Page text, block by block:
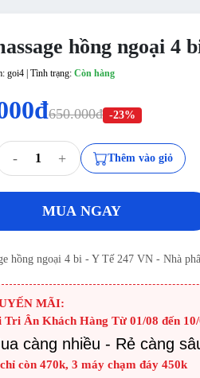
hồng ngoại 4
goi4 | Tình trạng:Còn hàng
650.000đ -23%
- + Thêm vào giỏ
MUA NGAY
hồng ngoại 4 bi - Y Tế 247 VN - Nhà
MÃI:
Ân Khách Hàng Từ 01/08 đến
càng nhiều - Rẻ càng
còn 470k, 3 máy chạm đáy 450k